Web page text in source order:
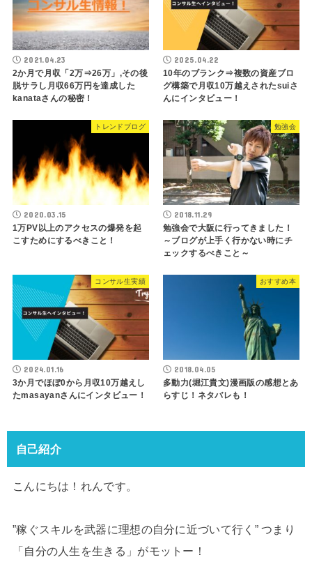
2021.04.23
2か月で月収「2万⇒26万」,その後
脱サラし月収66万円を達成した
kanataさんの秘密！
2025.04.22
10年のブランク⇒複数の資産ブロ
グ構築で月収10万越えされたsuiさ
んにインタビュー！
トレンドブログ
2020.03.15
1万PV以上のアクセスの爆発を起
こすためにするべきこと！
勉強会
2018.11.29
勉強会で大阪に行ってきました！
～ブログが上手く行かない時にチ
ェックするべきこと～
コンサル生実績
2024.01.16
3か月でほぼ0から月収10万越えし
たmasayanさんにインタビュー！
おすすめ本
2018.04.05
多動力(堀江貴文)漫画版の感想とあ
らすじ！ネタバレも！
自己紹介
こんにちは！れんです。
”稼ぐスキルを武器に理想の自分に近づいて行く” つまり
「自分の人生を生きる」がモットー！